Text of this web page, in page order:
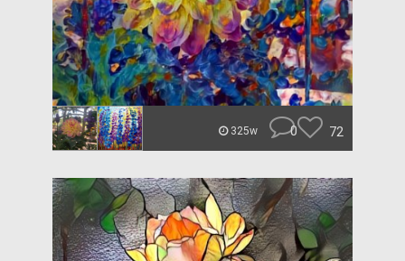
325w 0 72